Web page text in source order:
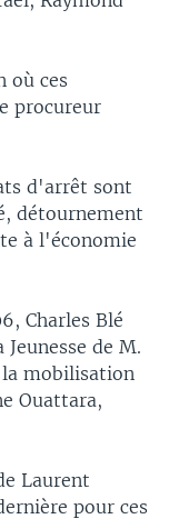
où ces
procureur
d'arrêt sont
détournement
à l'économie
Charles Blé
de M.
mobilisation
Ouattara,
Laurent
pour ces